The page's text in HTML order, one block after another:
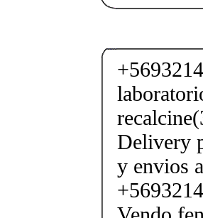
Delivery
y envios